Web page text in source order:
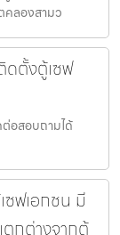
คลองสามว
ดตั้งตู้เซฟ
อสอบถามได้
ซฟเอกชน มี
ตกต่างจากตู้